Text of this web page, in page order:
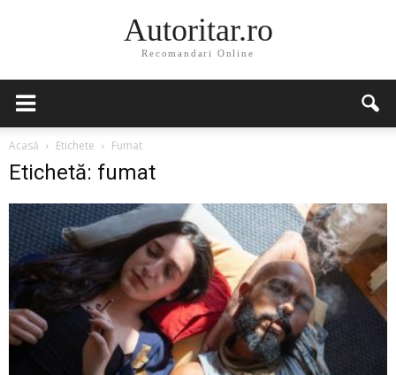
Autoritar.ro
Recomandari Online
Acasă Etichete Fumat
Etichetă: fumat